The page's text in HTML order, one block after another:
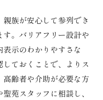
度の上手な使い方
るためのポイント
式費用節約術
めの注意点と対策
を比較する重要性
族が安心して参列でき
。バリアフリー設計や
示のわかりやすさな
ておくことで、よりス
齢者や介助が必要な方
苑スタッフに相談し、